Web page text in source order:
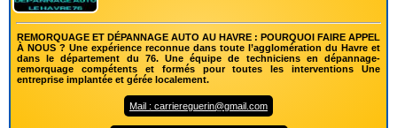
REMORQUAGE ET DÉPANNAGE AUTO AU HAVRE : POURQUOI FAIRE APPEL
À NOUS ? Une expérience reconnue dans toute l’agglomération du Havre et
dans le département du 76. Une équipe de techniciens en dépannage-
remorquage compétents et formés pour toutes les interventions Une
entreprise implantée et gérée localement.
Mail : carriereguerin@gmail.com